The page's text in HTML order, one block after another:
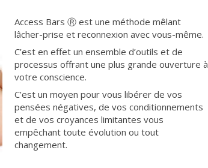
Access Bars Ⓡ est une méthode mêlant
lâcher-prise et reconnexion avec vous-même.
C’est en effet un ensemble d’outils et de
processus offrant une plus grande ouverture à
votre conscience.
C’est un moyen pour vous libérer de vos
pensées négatives, de vos conditionnements
et de vos croyances limitantes vous
empêchant toute évolution ou tout
changement.